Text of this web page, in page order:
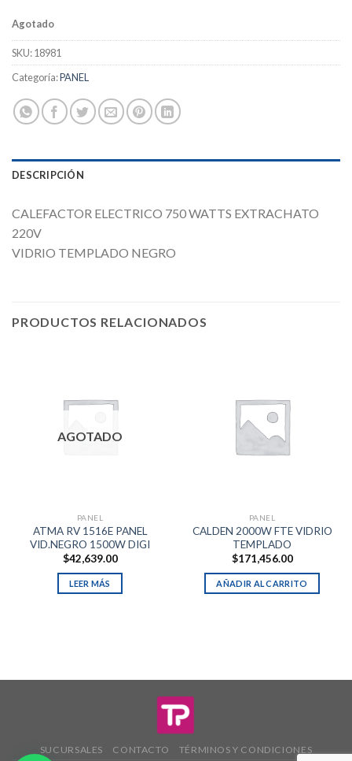
Agotado
SKU:18981
Categoría:PANEL
DESCRIPCIÓN
CALEFACTOR ELECTRICO 750 WATTS EXTRACHATO
220V
VIDRIO TEMPLADO NEGRO
PRODUCTOS RELACIONADOS
AGOTADO
PANEL
ATMA RV 1516E PANEL
VID.NEGRO 1500W DIGI
$42,639.00
LEER MÁS
PANEL
CALDEN 2000W FTE VIDRIO
TEMPLADO
$171,456.00
AÑADIR AL CARRITO
SUCURSALES CONTACTO TÉRMINOS Y CONDICIONES